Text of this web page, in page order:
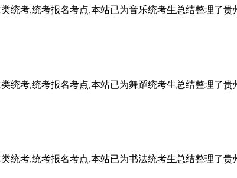
统考,统考报名考点,本站已为音乐统考生总结整理了
统考,统考报名考点,本站已为舞蹈统考生总结整理了
统考,统考报名考点,本站已为书法统考生总结整理了